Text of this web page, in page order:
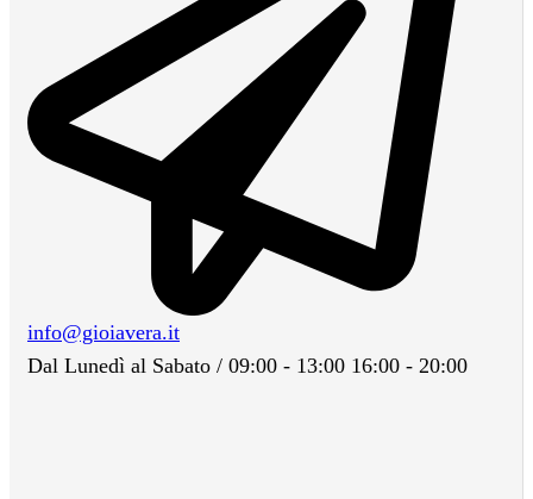
info@gioiavera.it
Dal Lunedì al Sabato / 09:00 - 13:00 16:00 - 20:00